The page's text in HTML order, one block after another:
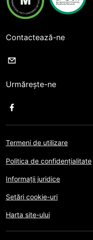
Contactează-ne
Urmărește-ne
Termeni de utilizare
Politica de confidențialitate
Informații juridice
Setări cookie-uri
Harta site-ului